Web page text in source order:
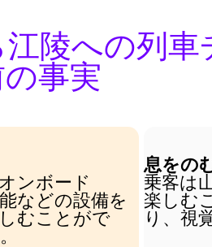
陵への列車
事実
ンボード
などの設備を
むことがで
息をの
乗客は
楽しむ
り、視